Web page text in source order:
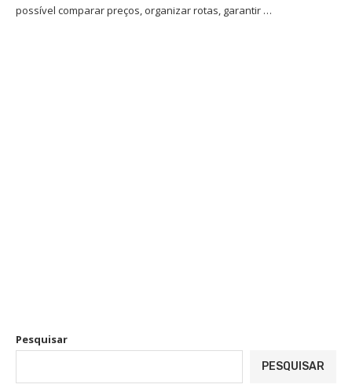
possível comparar preços, organizar rotas, garantir …
Pesquisar
PESQUISAR